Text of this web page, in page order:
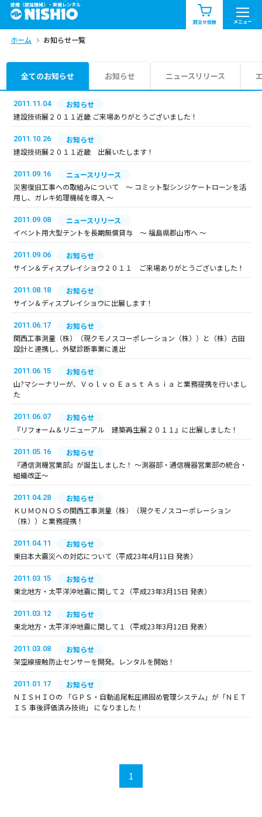
建機（建設機械）・重機レンタル
問合せ依頼 メニュー
商品一覧 お知らせ一覧
問合せ依頼リスト
エリア情報を見る
ホーム お知らせ一覧
全てのお知らせ お知らせ ニュースリリース
2011.11.04
お知らせ
建設技術展２０１１近畿 ご来場ありがとうございました！
2011.10.26
お知らせ
建設技術展２０１１近畿 出展いたします！
2011.09.16
ニュースリリース
災害復旧工事への取組みについて ～ コミット型シンジケートローンを活
用し、ガレキ処理機械を導入 ～
2011.09.08
ニュースリリース
イベント用大型テントを長期無償貸与 ～ 福島県郡山市へ ～
2011.09.06
お知らせ
サイン＆ディスプレイショウ２０１１ ご来場ありがとうございました！
2011.08.18
お知らせ
サイン＆ディスプレイショウに出展します！
2011.06.17
お知らせ
関西工事測量（株）（現クモノスコーポレーション（株））と（株）古田
設計と連携し、外壁診断事業に進出
2011.06.15
お知らせ
山?マシーナリーが、Ｖｏｌｖｏ Ｅａｓｔ Ａｓｉａ と業務提携を行いまし
た
2011.06.07
お知らせ
『リフォーム＆リニューアル 建築再生展２０１１』に出展しました！
2011.05.16
お知らせ
『通信測機営業部』が誕生しました！ ～測器部・通信機器営業部の統合・
組織改正～
2011.04.28
お知らせ
ＫＵＭＯＮＯＳの関西工事測量（株）（現クモノスコーポレーション
（株））と業務提携！
2011.04.11
お知らせ
東日本大震災への対応について（平成23年4月11日 発表）
2011.03.15
お知らせ
東北地方・太平洋沖地震に関して２（平成23年3月15日 発表）
2011.03.12
お知らせ
東北地方・太平洋沖地震に関して１（平成23年3月12日 発表）
2011.03.08
お知らせ
架空線接触防止センサーを開発。レンタルを開始！
2011.01.17
お知らせ
ＮＩＳＨＩＯの 「ＧＰＳ・自動追尾転圧締固め管理システム」が「ＮＥＴ
ＩＳ 事後評価済み技術」 になりました！
1